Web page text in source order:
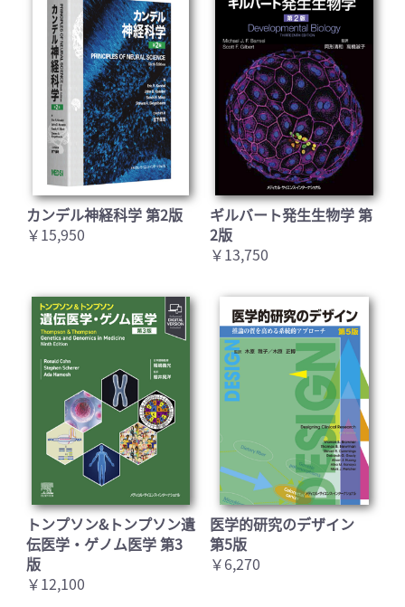
お買い物を続ける カートへ進む
カンデル神経科学 第2版
￥15,950
ギルバート発生生物学 第
2版
￥13,750
トンプソン&トンプソン遺
伝医学・ゲノム医学 第3
版
￥12,100
医学的研究のデザイン
第5版
￥6,270